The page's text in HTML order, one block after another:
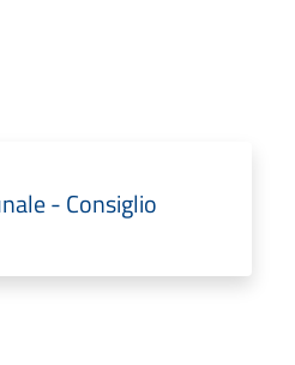
- Consiglio